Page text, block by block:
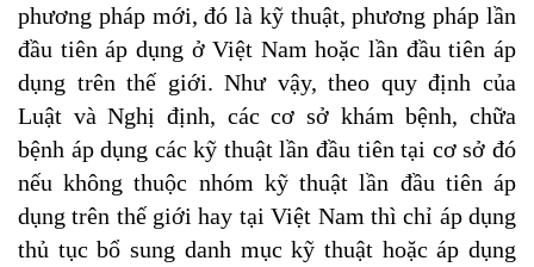
phương pháp mới, đó là kỹ thuật, phương pháp lần
đầu tiên áp dụng ở Việt Nam hoặc lần đầu tiên áp
dụng trên thế giới. Như vậy, theo quy định của
Luật và Nghị định, các cơ sở khám bệnh, chữa
bệnh áp dụng các kỹ thuật lần đầu tiên tại cơ sở đó
nếu không thuộc nhóm kỹ thuật lần đầu tiên áp
dụng trên thế giới hay tại Việt Nam thì chỉ áp dụng
thủ tục bổ sung danh mục kỹ thuật hoặc áp dụng